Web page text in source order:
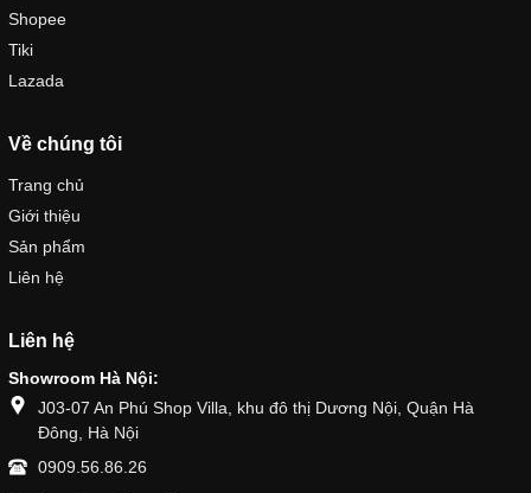
Shopee
Tiki
Lazada
Về chúng tôi
Trang chủ
Giới thiệu
Sản phẩm
Liên hệ
Liên hệ
Showroom Hà Nội:
J03-07 An Phú Shop Villa, khu đô thị Dương Nội, Quận Hà
Đông, Hà Nội
0909.56.86.26